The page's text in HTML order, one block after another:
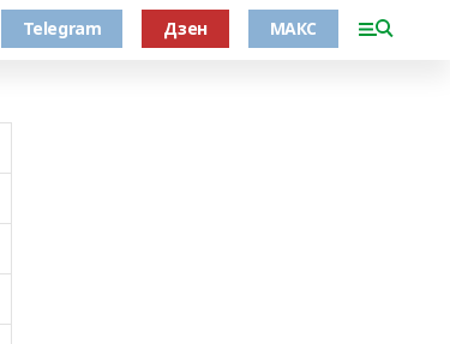
Telegram Дзен МАКС